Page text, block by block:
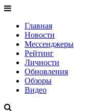
Главная
Новости
Мессенджеры
Рейтинг
Личности
Обновления
Обзоры
Видео